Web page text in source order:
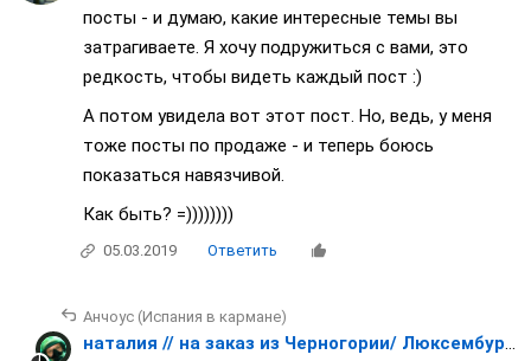
посты - и думаю, какие интересные темы вы
затрагиваете. Я хочу подружиться с вами, это
редкость, чтобы видеть каждый пост :)
А потом увидела вот этот пост. Но, ведь, у меня
тоже посты по продаже - и теперь боюсь
показаться навязчивой.
Как быть? =))))))))
05.03.2019 Ответить
Анчоус (Испания в кармане)